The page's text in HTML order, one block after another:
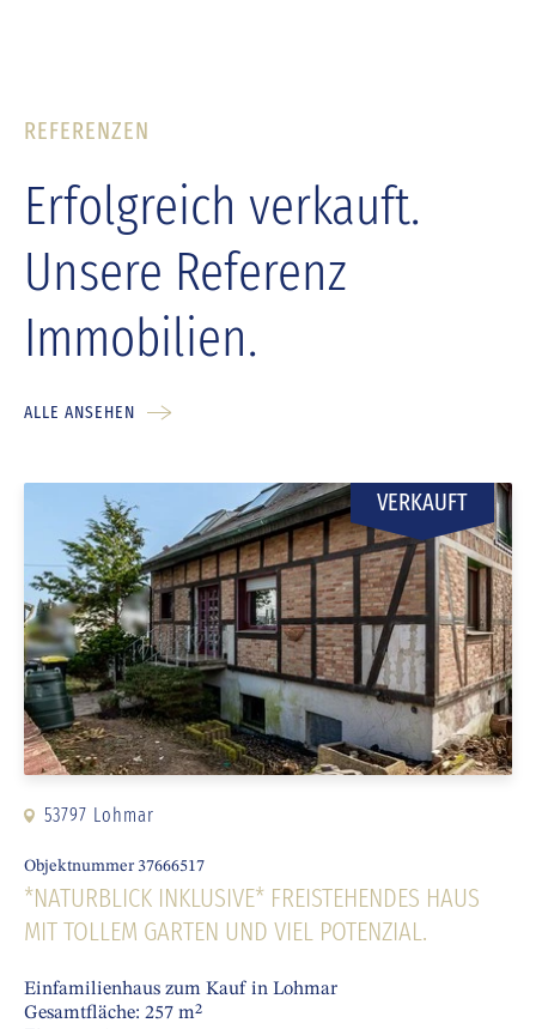
REFERENZEN
Erfolgreich verkauft.
Unsere Referenz
Immobilien.
ALLE ANSEHEN
VERKAUFT
53797 Lohmar
Objektnummer 37666517
*NATURBLICK INKLUSIVE* FREISTEHENDES HAUS
MIT TOLLEM GARTEN UND VIEL POTENZIAL.
Einfamilienhaus zum Kauf in Lohmar
Gesamtfläche: 257 m²